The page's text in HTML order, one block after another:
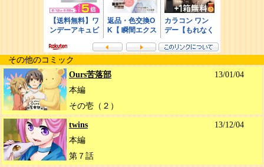
その他のコミック
Ours苦落部
13/01/04
本編
その壱（２）
twins
13/12/04
本編
第７話